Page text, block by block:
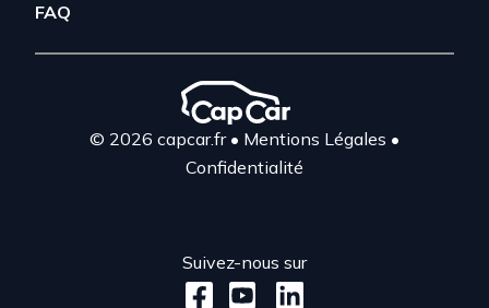
FAQ
© 2026 capcar.fr• Mentions Légales •
Confidentialité
Suivez-nous sur